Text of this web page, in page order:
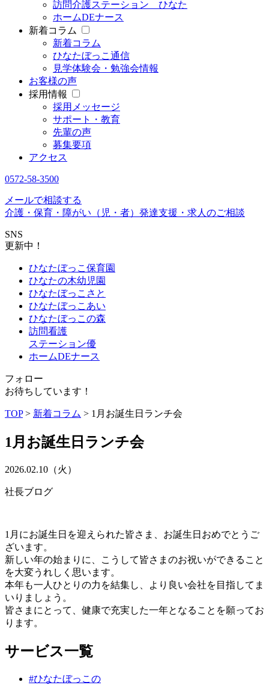
訪問介護ステーション ひなた
ホームDEナース
新着コラム
新着コラム
ひなたぼっこ通信
見学体験会・勉強会情報
お客様の声
採用情報
採用メッセージ
サポート・教育
先輩の声
募集要項
アクセス
0572-58-3500
メールで相談する
介護・保育・障がい（児・者）発達支援・求人のご相談
SNS
更新中！
ひなたぼっこ保育園
ひなたの木幼児園
ひなたぼっこさと
ひなたぼっこあい
ひなたぼっこの森
訪問看護
ステーション優
ホームDEナース
フォロー
お待ちしています！
TOP> 新着コラム > 1月お誕生日ランチ会
1月お誕生日ランチ会
2026.02.10（火）
社長ブログ
1月にお誕生日を迎えられた皆さま、お誕生日おめでとうご
ざいます。
新しい年の始まりに、こうして皆さまのお祝いができること
を大変うれしく思います。
本年も一人ひとりの力を結集し、より良い会社を目指してま
いりましょう。
皆さまにとって、健康で充実した一年となることを願ってお
ります。
サービス一覧
#ひなたぼっこの